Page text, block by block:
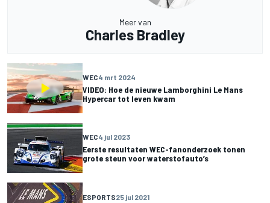
Meer van
Charles Bradley
WEC4 mrt 2024
VIDEO: Hoe de nieuwe Lamborghini Le Mans
Hypercar tot leven kwam
WEC4 jul 2023
Eerste resultaten WEC-fanonderzoek tonen
grote steun voor waterstofauto’s
ESPORTS25 jul 2021